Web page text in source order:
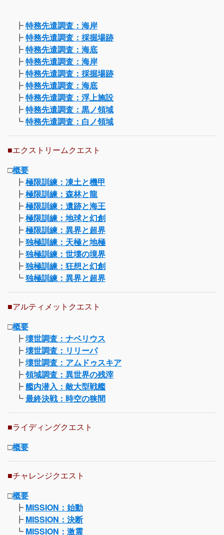
┣特務先遣調査：海岸
┣特務先遣調査：採掘場跡
┣特務先遣調査：海底
┣特務先遣調査：海岸
┣特務先遣調査：採掘場跡
┣特務先遣調査：海底
┣特務先遣調査：浮上施設
┣特務先遣調査：黒ノ領域
┗特務先遣調査：白ノ領域
■エクストリームクエスト
□概要
┣極限訓練：凍土と機甲
┣極限訓練：森林と龍
┣極限訓練：遺跡と海王
┣極限訓練：地球と幻創
┣極限訓練：異界と超界
┣独極訓練：天極と地極
┣独極訓練：世壊の境界
┣独極訓練：狂想と幻創
┗独極訓練：異界と超界
■アルティメットクエスト
□概要
┣壊世調査：ナベリウス
┣壊世調査：リリーパ
┣壊世調査：アムドゥスキア
┣領域調査：異世界の残滓
┣艦内潜入：敵大型戦艦
┗最終決戦：時空の狭間
■ライディングクエスト
□概要
■チャレンジクエスト
□概要
┣ MISSION：始動
┣ MISSION：決断
┗ MISSION：激震